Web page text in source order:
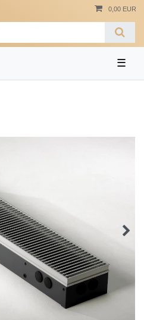
0,00 EUR
☰